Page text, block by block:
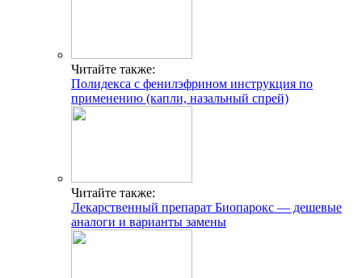
Читайте также:
Полидекса с фенилэфрином инструкция по
применению (капли, назальный спрей)
Читайте также:
Лекарственный препарат Биопарокс — дешевые
аналоги и варианты замены